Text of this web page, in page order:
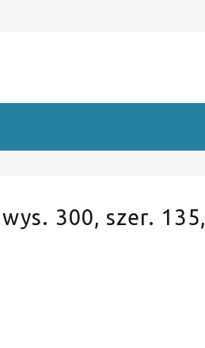
300, szer. 135,